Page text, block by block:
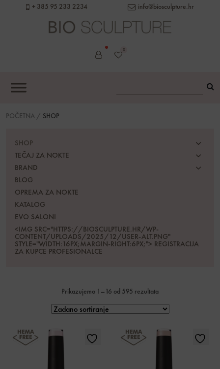
+ 385 95 233 2234 info@biosculpture.hr
0
POČETNA / SHOP
SHOP
TEČAJ ZA NOKTE
BRAND
BLOG
OPREMA ZA NOKTE
KATALOG
EVO SALONI
<IMG SRC="HTTPS://BIOSCULPTURE.HR/WP-
CONTENT/UPLOADS/2025/12/USER-ALT.PNG"
STYLE="WIDTH:16PX;MARGIN-RIGHT:6PX;"> REGISTRACIJA
ZA KUPCE PROFESIONALCE
Prikazujemo 1–16 od 595 rezultata